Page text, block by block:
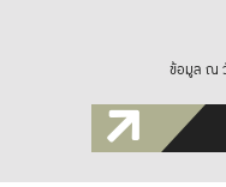
ข้อมูล ณ